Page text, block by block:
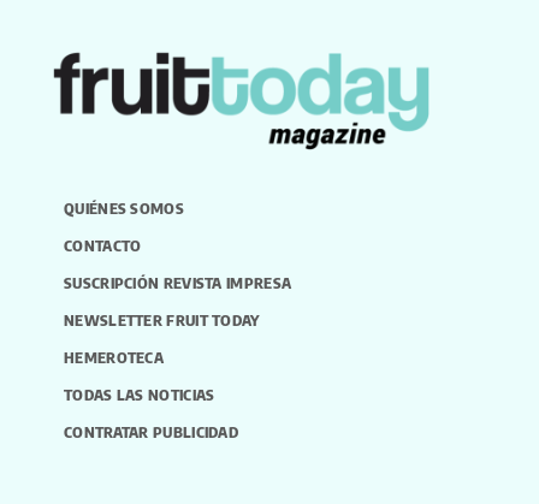
QUIÉNES SOMOS
CONTACTO
SUSCRIPCIÓN REVISTA IMPRESA
NEWSLETTER FRUIT TODAY
HEMEROTECA
TODAS LAS NOTICIAS
CONTRATAR PUBLICIDAD